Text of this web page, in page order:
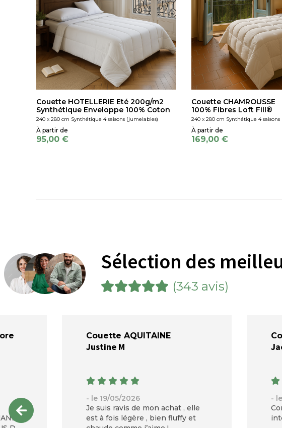
Couette HOTELLERIE Eté 200g/m2
Synthétique Enveloppe 100% Coton
240 x 280 cm Synthétique 4 saisons (jumelables)
95,00 €
Couette CHAMROUSSE
100% Fibres Loft Fill®
240 x 280 cm Synthétique 4
169,00 €
Sélection des
(343 avis)
Couette AQUITAINE
Justine M
- le 19/05/2026
Je suis ravis de mon achat , elle
est à fois légère , bien fluffy et
-